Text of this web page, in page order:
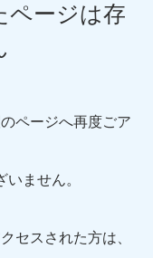
ページは存
ページへ再度ごア
ません。
セスされた方は、